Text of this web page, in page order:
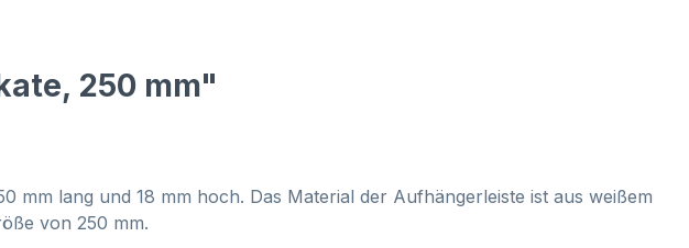
250 mm"
mm lang und 18 mm hoch. Das Material der Aufhängerleiste ist aus weißem
von 250 mm.